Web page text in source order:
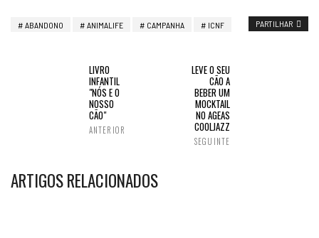
ABANDONO ANIMALIFE CAMPANHA ICNF PARTILHAR
LIVRO
INFANTIL
"NÓS E O
NOSSO
CÃO"
ANTERIOR
LEVE O SEU
CÃO A
BEBER UM
MOCKTAIL
NO AGEAS
COOLJAZZ
SEGUINTE
ARTIGOS RELACIONADOS